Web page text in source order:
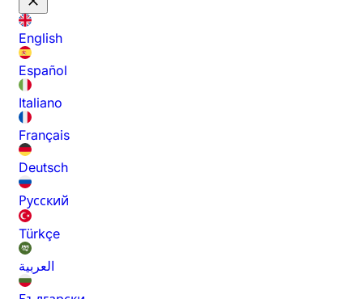
English
Español
Italiano
Français
Deutsch
Русский
Türkçe
العربية